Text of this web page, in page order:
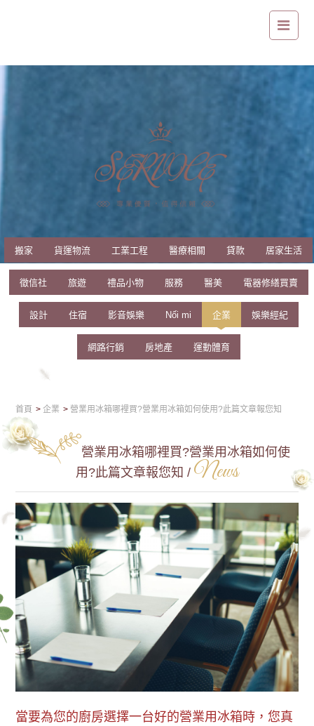
搬家 貨運物流 工業工程 醫療相關 貸款 居家生活
徵信社 旅遊 禮品小物 服務 醫美 電器修繕買賣
設計 住宿 影音娛樂 Nối mi 企業 娛樂經紀
網路行銷 房地產 運動體育
首頁 企業 營業用冰箱哪裡買?營業用冰箱如何使用?此篇文章報您知
營業用冰箱哪裡買?營業用冰箱如何使
用?此篇文章報您知 / News
當要為您的廚房選擇一台好的營業用冰箱時，您真